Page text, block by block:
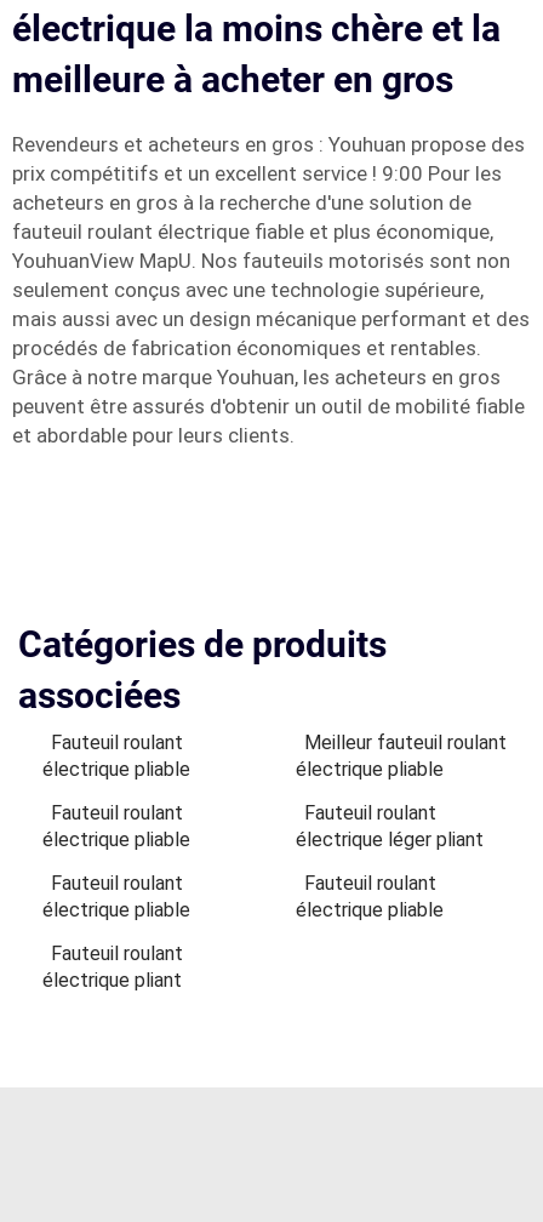
électrique la moins chère et la
meilleure à acheter en gros
Revendeurs et acheteurs en gros : Youhuan propose des
prix compétitifs et un excellent service ! 9:00 Pour les
acheteurs en gros à la recherche d'une solution de
fauteuil roulant électrique fiable et plus économique,
YouhuanView MapU. Nos fauteuils motorisés sont non
seulement conçus avec une technologie supérieure,
mais aussi avec un design mécanique performant et des
procédés de fabrication économiques et rentables.
Grâce à notre marque Youhuan, les acheteurs en gros
peuvent être assurés d'obtenir un outil de mobilité fiable
et abordable pour leurs clients.
Catégories de produits
associées
Fauteuil roulant
électrique pliable
Meilleur fauteuil roulant
électrique pliable
Fauteuil roulant
électrique pliable
Fauteuil roulant
électrique léger pliant
Fauteuil roulant
électrique pliable
Fauteuil roulant
électrique pliable
Fauteuil roulant
électrique pliant